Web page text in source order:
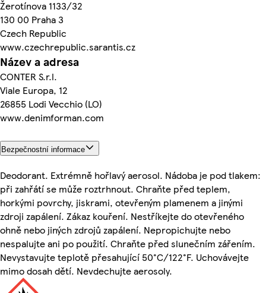
Žerotínova 1133/32
130 00 Praha 3
Czech Republic
www.czechrepublic.sarantis.cz
Název a adresa
CONTER S.r.l.
Viale Europa, 12
26855 Lodi Vecchio (LO)
www.denimforman.com
Bezpečnostní informace
Deodorant. Extrémně hořlavý aerosol. Nádoba je pod tlakem:
při zahřátí se může roztrhnout. Chraňte před teplem,
horkými povrchy, jiskrami, otevřeným plamenem a jinými
zdroji zapálení. Zákaz kouření. Nestříkejte do otevřeného
ohně nebo jiných zdrojů zapálení. Nepropichujte nebo
nespalujte ani po použití. Chraňte před slunečním zářením.
Nevystavujte teplotě přesahující 50°C/122°F. Uchovávejte
mimo dosah dětí. Nevdechujte aerosoly.